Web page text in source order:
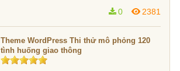
2381
0
Theme WordPress Thi thử mô phỏng 120
tình huống giao thông